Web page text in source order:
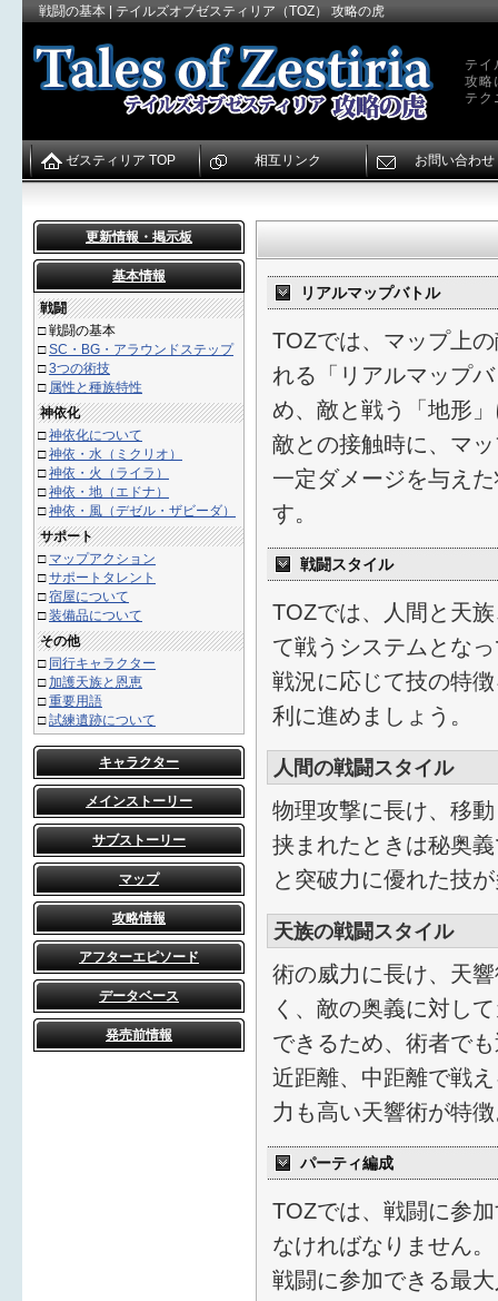
戦闘の基本 | テイルズオブゼスティリア（TOZ） 攻略の虎
テイ
攻略
テク
更新情報・掲示板
基本情報
戦闘
□戦闘の基本
□SC・BG・アラウンドステップ
□3つの術技
□ 属性と種族特性
神依化
□神依化について
□神依・水（ミクリオ）
□神依・火（ライラ）
□神依・地（エドナ）
□神依・風（デゼル・ザビーダ）
サポート
□ マップアクション
□サポートタレント
□宿屋について
□装備品について
その他
□ 同行キャラクター
□加護天族と恩恵
□重要用語
□試練遺跡について
キャラクター
メインストーリー
サブストーリー
マップ
攻略情報
アフターエピソード
データベース
発売前情報
リアルマップバトル
TOZでは、マップ上
れる「リアルマップ
め、敵と戦う「地形
敵との接触時に、マ
一定ダメージを与え
す。
戦闘スタイル
TOZでは、人間と天
て戦うシステムとな
戦況に応じて技の特
利に進めましょう。
人間の戦闘スタイル
物理攻撃に長け、移
挟まれたときは秘奥
と突破力に優れた技
天族の戦闘スタイル
術の威力に長け、天
く、敵の奥義に対し
できるため、術者で
近距離、中距離で戦
力も高い天響術が特
パーティ編成
TOZでは、戦闘に参
なければなりません。
戦闘に参加できる最
ゼスティリア TOP 相互リンク お問い合わせ